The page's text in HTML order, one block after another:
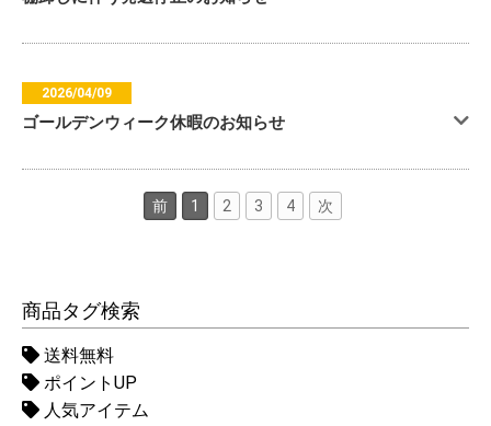
2026/04/09
ゴールデンウィーク休暇のお知らせ
前 1 2 3 4 次
商品タグ検索
送料無料
ポイントUP
人気アイテム